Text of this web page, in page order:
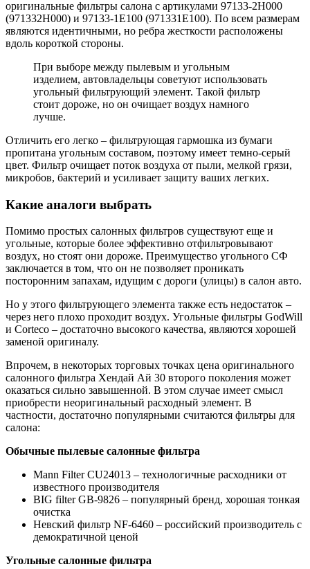
оригинальные фильтры салона с артикулами 97133-2H000
(971332H000) и 97133-1E100 (971331E100). По всем размерам
являются идентичными, но ребра жесткости расположены
вдоль короткой стороны.
При выборе между пылевым и угольным
изделием, автовладельцы советуют использовать
угольный фильтрующий элемент. Такой фильтр
стоит дороже, но он очищает воздух намного
лучше.
Отличить его легко – фильтрующая гармошка из бумаги
пропитана угольным составом, поэтому имеет темно-серый
цвет. Фильтр очищает поток воздуха от пыли, мелкой грязи,
микробов, бактерий и усиливает защиту ваших легких.
Какие аналоги выбрать
Помимо простых салонных фильтров существуют еще и
угольные, которые более эффективно отфильтровывают
воздух, но стоят они дороже. Преимущество угольного СФ
заключается в том, что он не позволяет проникать
посторонним запахам, идущим с дороги (улицы) в салон авто.
Но у этого фильтрующего элемента также есть недостаток –
через него плохо проходит воздух. Угольные фильтры GodWill
и Corteco – достаточно высокого качества, являются хорошей
заменой оригиналу.
Впрочем, в некоторых торговых точках цена оригинального
салонного фильтра Хендай Ай 30 второго поколения может
оказаться сильно завышенной. В этом случае имеет смысл
приобрести неоригинальный расходный элемент. В
частности, достаточно популярными считаются фильтры для
салона:
Обычные пылевые салонные фильтра
Mann Filter CU24013 – технологичные расходники от
известного производителя
BIG filter GB-9826 – популярный бренд, хорошая тонкая
очистка
Невский фильтр NF-6460 – российский производитель с
демократичной ценой
Угольные салонные фильтра